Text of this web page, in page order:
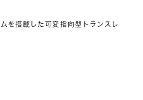
を搭載した可変指向型トランスレ